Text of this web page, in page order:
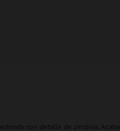
con detalle de zircónia.